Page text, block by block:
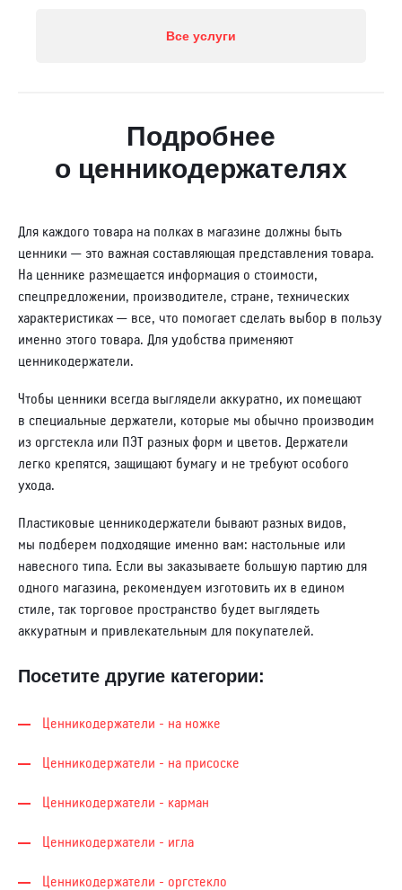
Все услуги
Подробнее
о ценникодержателях
Для каждого товара на полках в магазине должны быть
ценники — это важная составляющая представления товара.
На ценнике размещается информация о стоимости,
спецпредложении, производителе, стране, технических
характеристиках — все, что помогает сделать выбор в пользу
именно этого товара. Для удобства применяют
ценникодержатели.
Чтобы ценники всегда выглядели аккуратно, их помещают
в специальные держатели, которые мы обычно производим
из оргстекла или ПЭТ разных форм и цветов. Держатели
легко крепятся, защищают бумагу и не требуют особого
ухода.
Пластиковые ценникодержатели бывают разных видов,
мы подберем подходящие именно вам: настольные или
навесного типа. Если вы заказываете большую партию для
одного магазина, рекомендуем изготовить их в едином
стиле, так торговое пространство будет выглядеть
аккуратным и привлекательным для покупателей.
Посетите другие категории:
Ценникодер­жа­те­ли - на ножке
Ценникодер­жа­те­ли - на присоске
Ценникодер­жа­те­ли - карман
Ценникодер­жа­те­ли - игла
Ценникодер­жа­те­ли - оргстекло